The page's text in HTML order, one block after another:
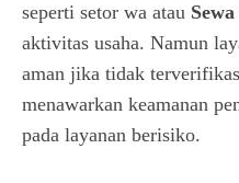
seperti setor wa atau
aktivitas usaha. Namun
aman jika tidak
menawarkan keamanan
pada layanan berisiko.